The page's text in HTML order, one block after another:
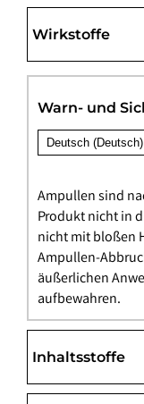
Wirkstoffe
Warn- und
Ampullen sind
Produkt nicht in
nicht mit bloßen
Ampullen-
äußerlichen
aufbewahren.
Inhaltsstoffe